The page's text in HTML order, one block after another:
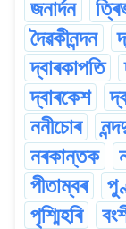
জনাৰ্দন
দৈৱকীনন্দন
দ্বাৰকাপতি
দ্বাৰকেশ
ননীচোৰ
নৰকান্তক
পীতাম্বৰ
পৃশ্মিহৰি